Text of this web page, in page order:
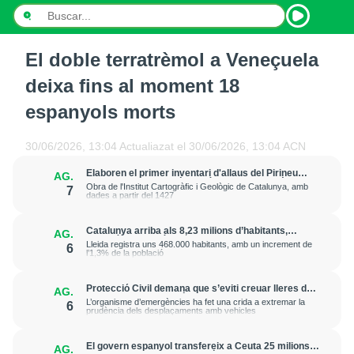
PROGRAMES
CONTACTE
El doble terratrèmol a Veneçuela
deixa fins al moment 18
espanyols morts
30/06/2026, 13:04 Actualiazat el 30/06/2026, 13:04 ACN
AG.
7
Elaboren el primer inventari d'allaus del Pirineu
amb la documentació de més de 20.000 fenòmens
Obra de l'Institut Cartogràfic i Geològic de Catalunya, amb
dades a partir del 1427
AG.
6
Catalunya arriba als 8,23 milions d’habitants,
gairebé un 1% més que fa un any
Lleida registra uns 468.000 habitants, amb un increment de
l’1,3% de la població
AG.
6
Protecció Civil demana que s’eviti creuar lleres de
rius davant la previsió de fortes pluges d’aquest
dijous a la tarda
L’organisme d’emergències ha fet una crida a extremar la
prudència dels desplaçaments amb vehicles
AG.
El govern espanyol transfereix a Ceuta 25 milions